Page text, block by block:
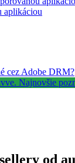
aplikáciou
cez Adobe DRM?
od